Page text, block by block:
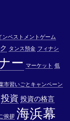
ンベストメントゲーム
タンス預金 フィナシ
ー マーケット 低
市習いごとキャンペーン
投資 投資の格言
挨拶 海浜幕